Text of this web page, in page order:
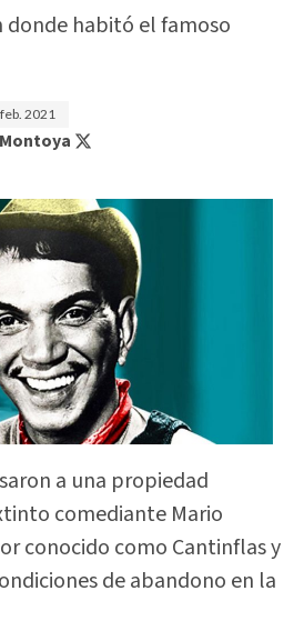
donde habitó el famoso
2021
a una propiedad
comediante Mario
conocido como Cantinflas y
de abandono en la